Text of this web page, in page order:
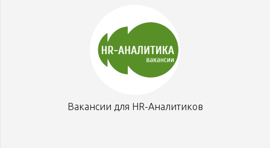
Вакансии для HR-Аналитиков